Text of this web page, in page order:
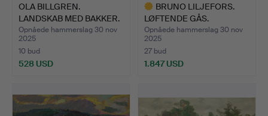
OLA BILLGREN.
LANDSKAB MED BAKKER.
Opnåede hammerslag 30 nov
2025
10 bud
528 USD
BRUNO LILJEFORS.
LØFTENDE GÅS.
Opnåede hammerslag 30 nov
2025
27 bud
1.847 USD